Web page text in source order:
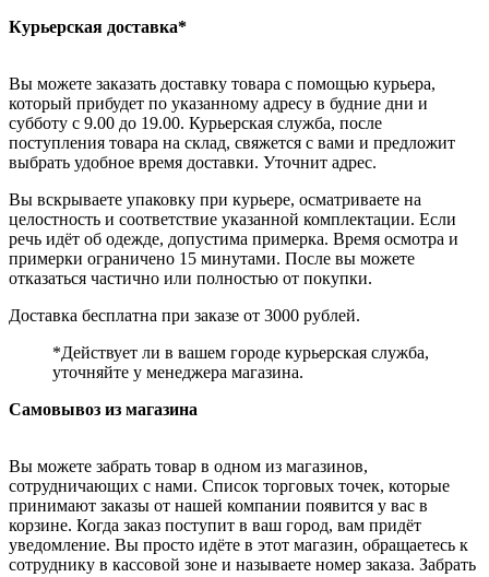
Курьерская доставка*
Вы можете заказать доставку товара с помощью курьера,
который прибудет по указанному адресу в будние дни и
субботу с 9.00 до 19.00. Курьерская служба, после
поступления товара на склад, свяжется с вами и предложит
выбрать удобное время доставки. Уточнит адрес.
Вы вскрываете упаковку при курьере, осматриваете на
целостность и соответствие указанной комплектации. Если
речь идёт об одежде, допустима примерка. Время осмотра и
примерки ограничено 15 минутами. После вы можете
отказаться частично или полностью от покупки.
Доставка бесплатна при заказе от 3000 рублей.
*Действует ли в вашем городе курьерская служба,
уточняйте у менеджера магазина.
Самовывоз из магазина
Вы можете забрать товар в одном из магазинов,
сотрудничающих с нами. Список торговых точек, которые
принимают заказы от нашей компании появится у вас в
корзине. Когда заказ поступит в ваш город, вам придёт
уведомление. Вы просто идёте в этот магазин, обращаетесь к
сотруднику в кассовой зоне и называете номер заказа. Забрать